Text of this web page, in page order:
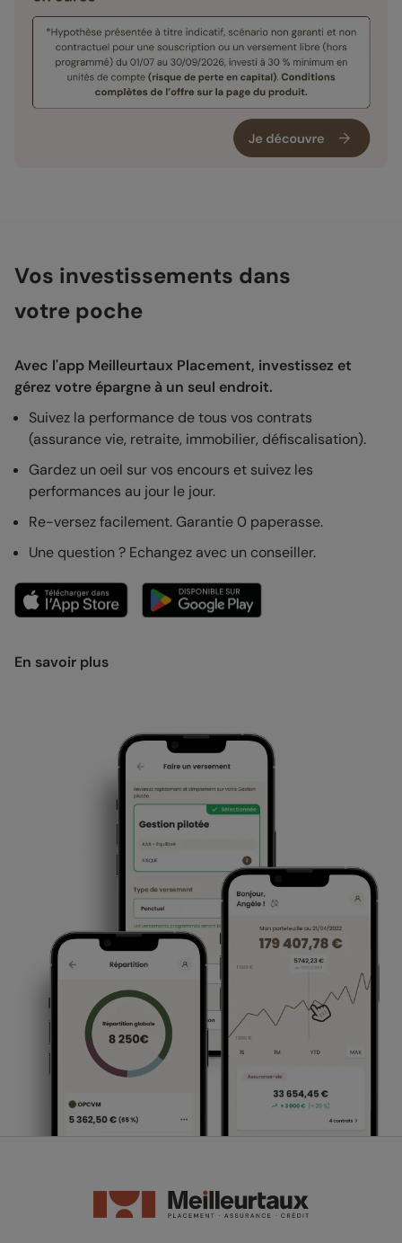
Vos investissements dans
votre poche
Avec l'app Meilleurtaux Placement, investissez et
gérez votre épargne à un seul endroit.
Suivez la performance de tous vos contrats
(assurance vie, retraite, immobilier, défiscalisation).
Gardez un oeil sur vos encours et suivez les
performances au jour le jour.
Re-versez facilement. Garantie 0 paperasse.
Une question ? Echangez avec un conseiller.
En savoir plus